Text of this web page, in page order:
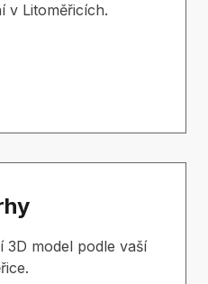
v Litoměřicích.
3D model podle vaší